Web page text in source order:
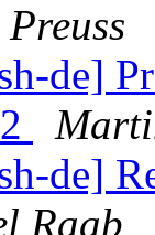
de]
de]
Raab